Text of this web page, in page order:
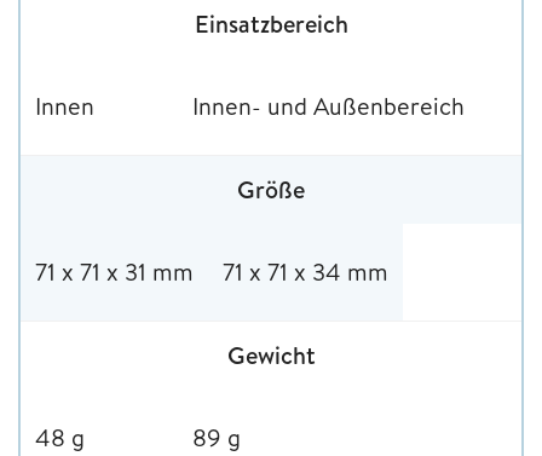
Einsatzbereich
Innen Innen- und Außenbereich
Größe
71 x 71 x 31 mm 71 x 71 x 34 mm
Gewicht
48 g 89 g